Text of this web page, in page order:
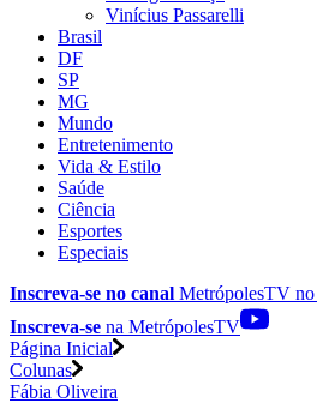
Vinícius Passarelli
Brasil
DF
SP
MG
Mundo
Entretenimento
Vida & Estilo
Saúde
Ciência
Esportes
Especiais
Inscreva-se no canal MetrópolesTV no
Inscreva-se na MetrópolesTV
Página Inicial
Colunas
Fábia Oliveira